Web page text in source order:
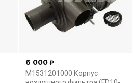
6 000 ₽
M1531201000 Корпус